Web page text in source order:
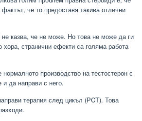
че то предоставя такива отлични
казва, че не може. Но това не може да ги
хора, странични ефекти са голяма работа
производство на тестостерон с
да направи с него.
терапия след цикъл (PCT). Това